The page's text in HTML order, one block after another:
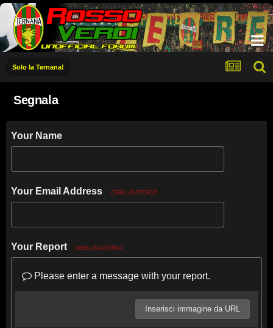
Solo la Ternana!
Segnala
Your Name
Your Email Address OBBLIGATORIO
Your Report OBBLIGATORIO
Please enter a message with your report.
Inserisci immagine da URL